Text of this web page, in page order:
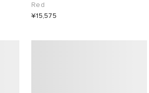
Red
¥15,575